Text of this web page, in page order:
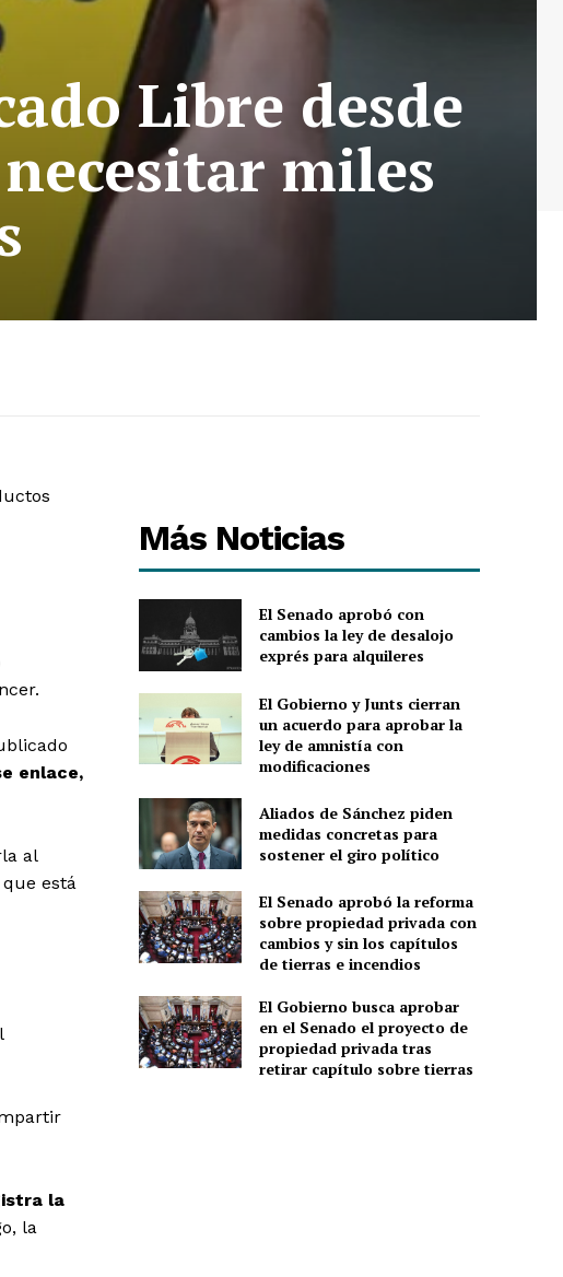
Libre desde
miles
enlace,
al
está
la
la
Más Noticias
El Senado aprobó con
cambios la ley de desalojo
exprés para alquileres
El Gobierno y Junts cierran
un acuerdo para aprobar la
ley de amnistía con
modificaciones
Aliados de Sánchez piden
medidas concretas para
sostener el giro político
El Senado aprobó la reforma
sobre propiedad privada con
cambios y sin los capítulos
de tierras e incendios
El Gobierno busca aprobar
en el Senado el proyecto de
propiedad privada tras
retirar capítulo sobre tierras